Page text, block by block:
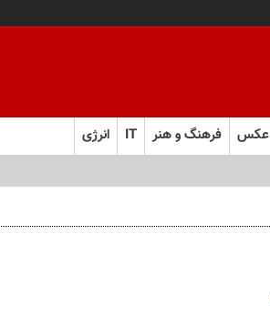
عکس فرهنگ و هنر IT انرژی